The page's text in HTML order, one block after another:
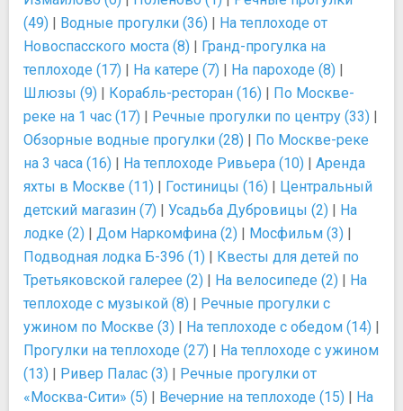
(49) | Водные прогулки (36) | На теплоходе от
Новоспасского моста (8) | Гранд-прогулка на
теплоходе (17) | На катере (7) | На пароходе (8) |
Шлюзы (9) | Корабль-ресторан (16) | По Москве-
реке на 1 час (17) | Речные прогулки по центру (33) |
Обзорные водные прогулки (28) | По Москве-реке
на 3 часа (16) | На теплоходе Ривьера (10) | Аренда
яхты в Москве (11) | Гостиницы (16) | Центральный
детский магазин (7) | Усадьба Дубровицы (2) | На
лодке (2) | Дом Наркомфина (2) | Мосфильм (3) |
Подводная лодка Б-396 (1) | Квесты для детей по
Третьяковской галерее (2) | На велосипеде (2) | На
теплоходе с музыкой (8) | Речные прогулки с
ужином по Москве (3) | На теплоходе с обедом (14) |
Прогулки на теплоходе (27) | На теплоходе с ужином
(13) | Ривер Палас (3) | Речные прогулки от
«Москва-Сити» (5) | Вечерние на теплоходе (15) | На